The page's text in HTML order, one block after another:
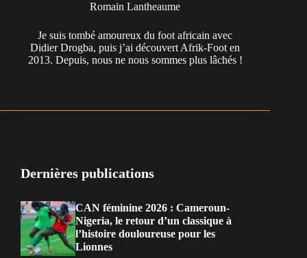
Romain Lantheaume
Je suis tombé amoureux du foot africain avec
Didier Drogba, puis j’ai découvert Afrik-Foot en
2013. Depuis, nous ne nous sommes plus lâchés !
Dernières publications
CAN féminine 2026 : Cameroun-
Nigeria, le retour d’un classique à
l’histoire douloureuse pour les
Lionnes